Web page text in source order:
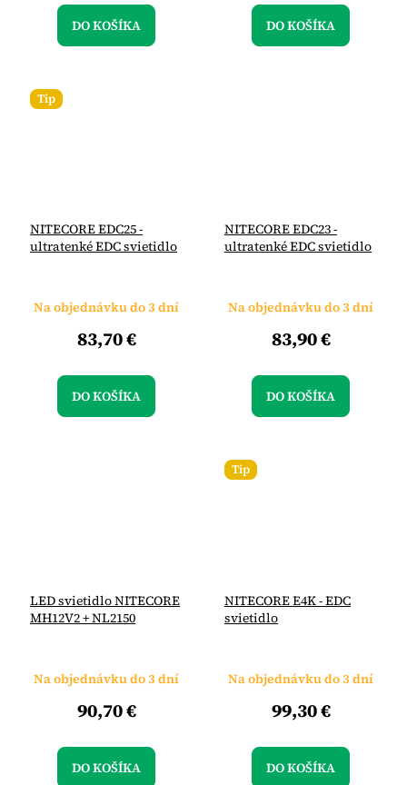
DO KOŠÍKA DO KOŠÍKA
Tip
NITECORE EDC25 -
ultratenké EDC svietidlo
Na objednávku do 3 dní
83,70 €
DO KOŠÍKA
NITECORE EDC23 -
ultratenké EDC svietidlo
Na objednávku do 3 dní
83,90 €
DO KOŠÍKA
LED svietidlo NITECORE
MH12V2 + NL2150
Na objednávku do 3 dní
90,70 €
DO KOŠÍKA
Tip
NITECORE E4K - EDC
svietidlo
Na objednávku do 3 dní
99,30 €
DO KOŠÍKA